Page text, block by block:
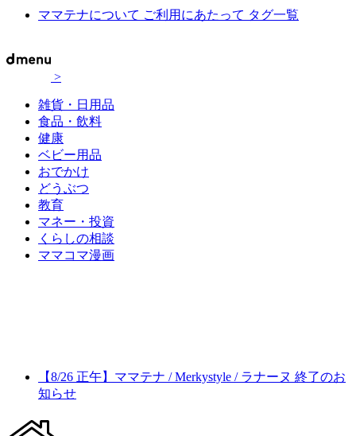
ママテナについて ご利用にあたって タグ一覧
>
雑貨・日用品
食品・飲料
健康
ベビー用品
おでかけ
どうぶつ
教育
マネー・投資
くらしの相談
ママコマ漫画
【8/26 正午】ママテナ / Merkystyle / ラナーヌ 終了のお
知らせ